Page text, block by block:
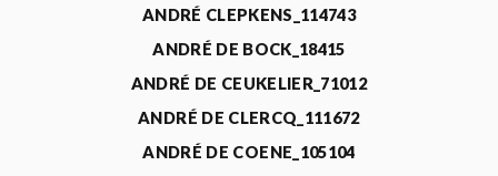
ANDRÉ CLEPKENS_114743
ANDRÉ DE BOCK_18415
ANDRÉ DE CEUKELIER_71012
ANDRÉ DE CLERCQ_111672
ANDRÉ DE COENE_105104